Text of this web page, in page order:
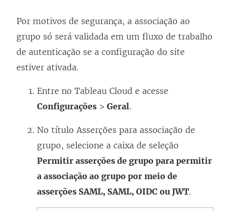
Por motivos de segurança, a associação ao
grupo só será validada em um fluxo de trabalho
de autenticação se a configuração do site
estiver ativada.
Entre no Tableau Cloud e acesse
Configurações > Geral.
No título Asserções para associação de
grupo, selecione a caixa de seleção
Permitir asserções de grupo para permitir
a associação ao grupo por meio de
asserções SAML, SAML, OIDC ou JWT.